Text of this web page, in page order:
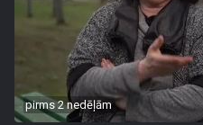
pirms 2 nedēļām